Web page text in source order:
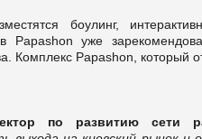
боулинг,
Papashon уже
Комплекс Papashon, который
по развитию сети